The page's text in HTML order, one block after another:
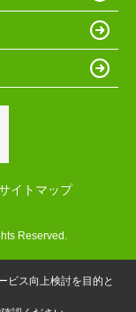
イトマップ
Reserved.
ビス向上検討を目的と